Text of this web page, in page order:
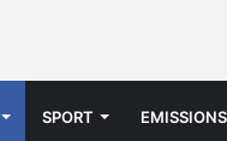
SPORT EMISSIONS